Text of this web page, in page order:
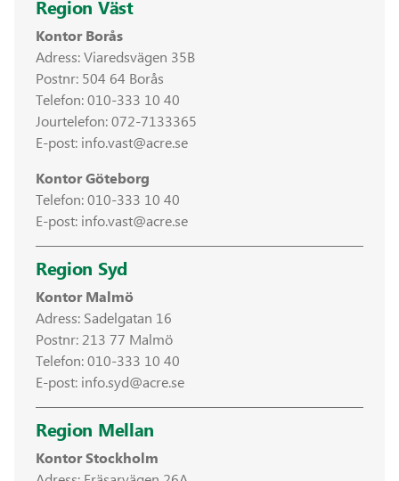
Region Väst
Kontor Borås
Adress: Viaredsvägen 35B
Postnr: 504 64 Borås
Telefon:010-333 10 40
Jourtelefon:072-7133365
E-post: info.vast@acre.se
Kontor Göteborg
Telefon:010-333 10 40
E-post: info.vast@acre.se
Region Syd
Kontor Malmö
Adress: Sadelgatan 16
Postnr: 213 77 Malmö
Telefon:010-333 10 40
E-post: info.syd@acre.se
Region Mellan
Kontor Stockholm